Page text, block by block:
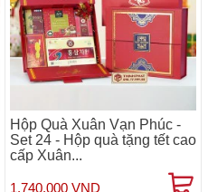
Hộp Quà Xuân Vạn Phúc -
Set 24 - Hộp quà tặng tết cao
cấp Xuân...
1.740.000 VND